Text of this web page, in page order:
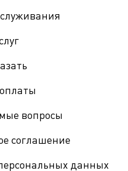
вопросы
соглашение
данных